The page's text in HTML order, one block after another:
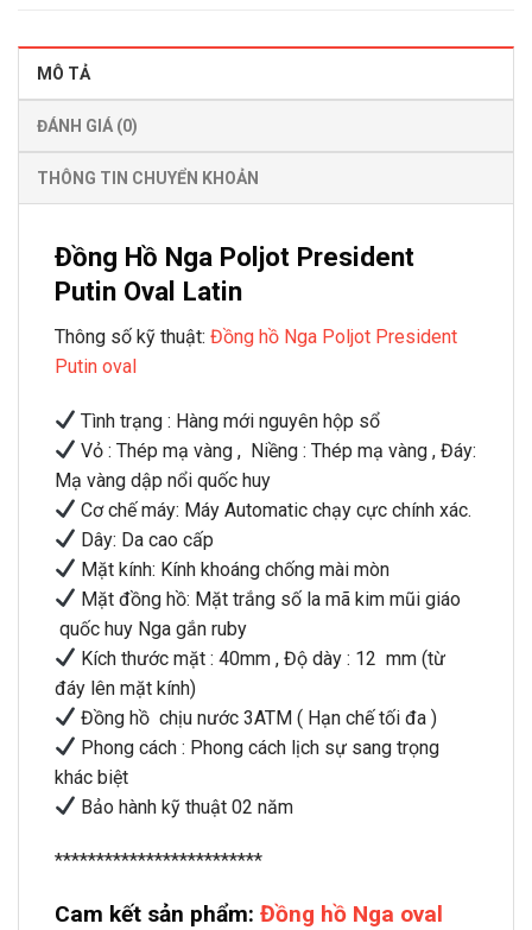
MÔ TẢ
ĐÁNH GIÁ (0)
THÔNG TIN CHUYỂN KHOẢN
Đồng Hồ Nga Poljot President
Putin Oval Latin
Thông số kỹ thuật: Đồng hồ Nga Poljot President
Putin oval
Tình trạng : Hàng mới nguyên hộp sổ
Vỏ : Thép mạ vàng , Niềng : Thép mạ vàng , Đáy:
Mạ vàng dập nổi quốc huy
Cơ chế máy: Máy Automatic chạy cực chính xác.
Dây: Da cao cấp
Mặt kính: Kính khoáng chống mài mòn
Mặt đồng hồ: Mặt trắng số la mã kim mũi giáo
quốc huy Nga gắn ruby
Kích thước mặt : 40mm , Độ dày : 12 mm (từ
đáy lên mặt kính)
Đồng hồ chịu nước 3ATM ( Hạn chế tối đa )
Phong cách : Phong cách lịch sự sang trọng
khác biệt
Bảo hành kỹ thuật 02 năm
*************************
Cam kết sản phẩm: Đồng hồ Nga oval